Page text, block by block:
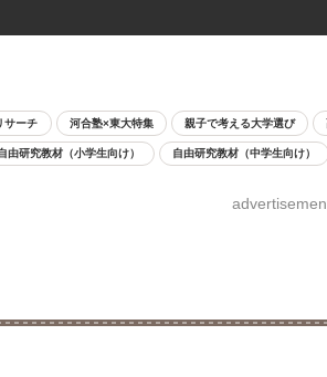
サーチ 河合塾×東大特集 親子で考える大学選び
由研究教材（小学生向け） 自由研究教材（中学生向け）